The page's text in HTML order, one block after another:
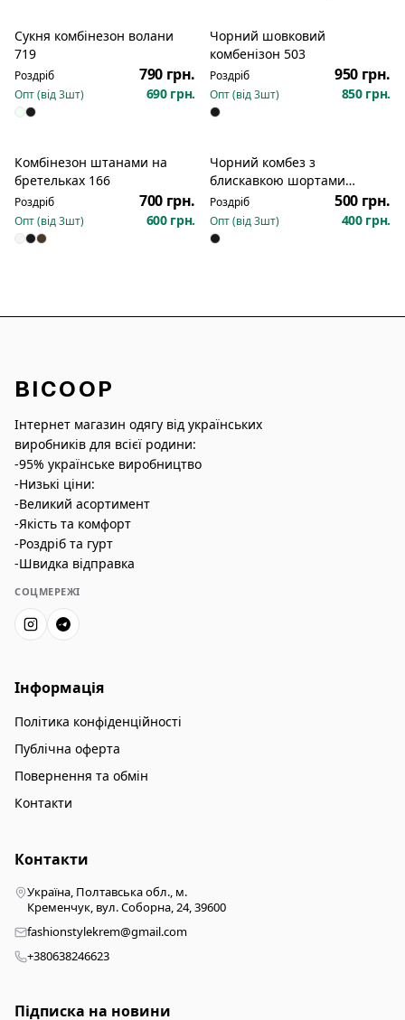
Сукня комбінезон волани
719
Роздріб 790 грн.
Опт (від3шт) 690 грн.
Новинка
Чорний шовковий
комбенізон 503
Роздріб 950 грн.
Опт (від3шт) 850 грн.
Комбінезон штанами на
бретельках 166
Роздріб 700 грн.
Опт (від3шт) 600 грн.
Чорний комбез з
блискавкою шортами
рубчик 2348
Роздріб 500 грн.
Опт (від3шт) 400 грн.
BICOOP
Інтернет магазин одягу від українських
виробників для всієї родини:
-95% українське виробництво
-Низькі ціни:
-Великий асортимент
-Якість та комфорт
-Роздріб та гурт
-Швидка відправка
СОЦМЕРЕЖІ
Інформація
Політика конфіденційності
Публічна оферта
Повернення та обмін
Контакти
Контакти
Україна, Полтавська обл., м.
Кременчук, вул. Соборна, 24, 39600
fashionstylekrem@gmail.com
+380638246623
Підписка на новини